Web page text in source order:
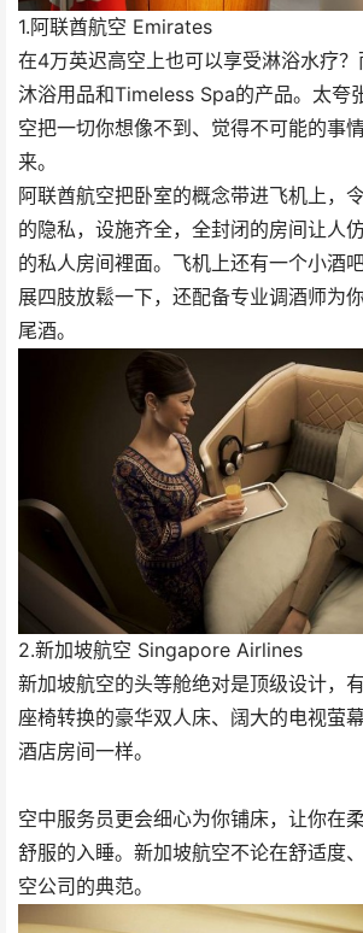
1.阿联酋航空 Emirates
在4万英迟高空上也可以享受淋浴水疗
沐浴用品和Timeless Spa的产品。太夸
空把一切你想像不到、觉得不可能的事
来。
阿联酋航空把卧室的概念带进飞机上，
的隐私，设施齐全，全封闭的房间让人
的私人房间裡面。飞机上还有一个小酒
展四肢放鬆一下，还配备专业调酒师为
尾酒。
2.新加坡航空 Singapore Airlines
新加坡航空的头等舱绝对是顶级设计，
座椅转换的豪华双人床、阔大的电视萤
酒店房间一样。
空中服务员更会细心为你铺床，让你在
舒服的入睡。新加坡航空不论在舒适度
空公司的典范。